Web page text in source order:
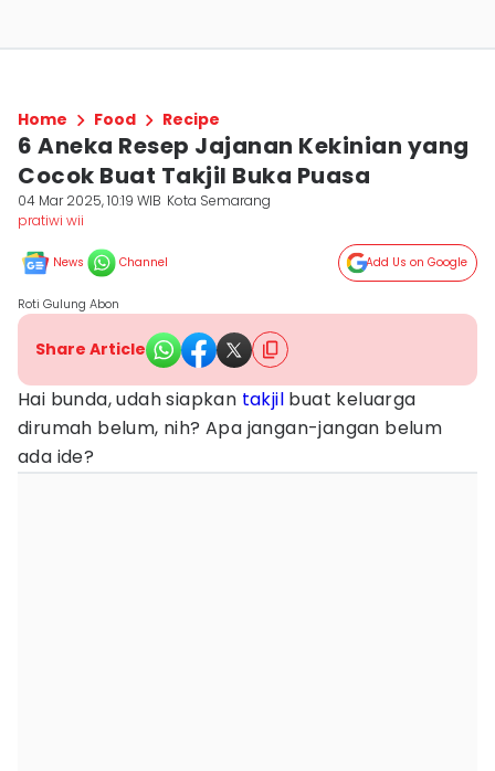
Home Food Recipe
6 Aneka Resep Jajanan Kekinian yang
Cocok Buat Takjil Buka Puasa
04 Mar 2025, 10:19 WIB Kota Semarang
pratiwi wii
News Channel Add Us on Google
Roti Gulung Abon
Share Article
Hai bunda, udah siapkan takjil buat keluarga
dirumah belum, nih? Apa jangan-jangan belum
ada ide?